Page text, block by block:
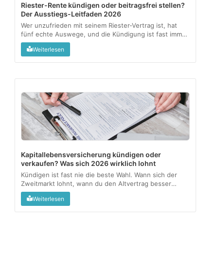
Riester-Rente kündigen oder beitragsfrei stellen?
Der Ausstiegs-Leitfaden 2026
Wer unzufrieden mit seinem Riester-Vertrag ist, hat
fünf echte Auswege, und die Kündigung ist fast immer
der teuerste. Dieser Leitfaden zeigt, was mit Zulagen
und Steuervorteilen passiert und welche Option zu
Weiterlesen
Kapitallebensversicherung kündigen oder
verkaufen? Was sich 2026 wirklich lohnt
Kündigen ist fast nie die beste Wahl. Wann sich der
Zweitmarkt lohnt, wann du den Altvertrag besser
behältst, und wo die Steuerfalle lauert....
Weiterlesen